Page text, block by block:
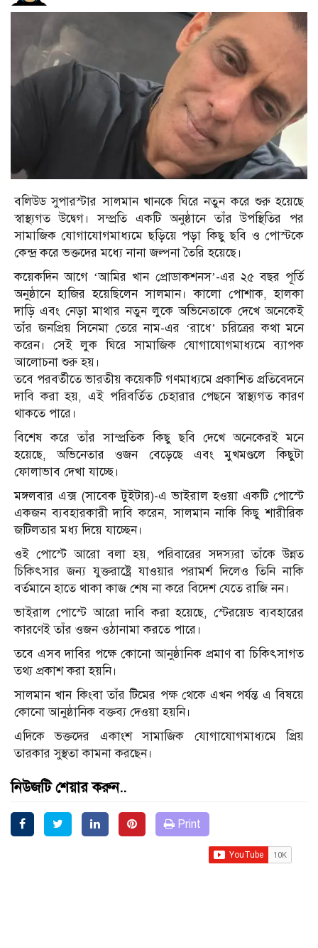
বলিউড সুপারস্টার সালমান খানকে ঘিরে নতুন করে শুরু হয়েছে
স্বাস্থ্যগত উদ্বেগ। সম্প্রতি একটি অনুষ্ঠানে তাঁর উপস্থিতির পর
সামাজিক যোগাযোগমাধ্যমে ছড়িয়ে পড়া কিছু ছবি ও পোস্টকে
কেন্দ্র করে ভক্তদের মধ্যে নানা জল্পনা তৈরি হয়েছে।
কয়েকদিন আগে ‘আমির খান প্রোডাকশনস’-এর ২৫ বছর পূর্তি
অনুষ্ঠানে হাজির হয়েছিলেন সালমান। কালো পোশাক, হালকা
দাড়ি এবং নেড়া মাথার নতুন লুকে অভিনেতাকে দেখে অনেকেই
তাঁর জনপ্রিয় সিনেমা তেরে নাম-এর ‘রাধে’ চরিত্রের কথা মনে
করেন। সেই লুক ঘিরে সামাজিক যোগাযোগমাধ্যমে ব্যাপক
আলোচনা শুরু হয়।
তবে পরবর্তীতে ভারতীয় কয়েকটি গণমাধ্যমে প্রকাশিত প্রতিবেদনে
দাবি করা হয়, এই পরিবর্তিত চেহারার পেছনে স্বাস্থ্যগত কারণ
থাকতে পারে।
বিশেষ করে তাঁর সাম্প্রতিক কিছু ছবি দেখে অনেকেরই মনে
হয়েছে, অভিনেতার ওজন বেড়েছে এবং মুখমণ্ডলে কিছুটা
ফোলাভাব দেখা যাচ্ছে।
মঙ্গলবার এক্স (সাবেক টুইটার)-এ ভাইরাল হওয়া একটি পোস্টে
একজন ব্যবহারকারী দাবি করেন, সালমান নাকি কিছু শারীরিক
জটিলতার মধ্য দিয়ে যাচ্ছেন।
ওই পোস্টে আরো বলা হয়, পরিবারের সদস্যরা তাঁকে উন্নত
চিকিৎসার জন্য যুক্তরাষ্ট্রে যাওয়ার পরামর্শ দিলেও তিনি নাকি
বর্তমানে হাতে থাকা কাজ শেষ না করে বিদেশ যেতে রাজি নন।
ভাইরাল পোস্টে আরো দাবি করা হয়েছে, স্টেরয়েড ব্যবহারের
কারণেই তাঁর ওজন ওঠানামা করতে পারে।
তবে এসব দাবির পক্ষে কোনো আনুষ্ঠানিক প্রমাণ বা চিকিৎসাগত
তথ্য প্রকাশ করা হয়নি।
সালমান খান কিংবা তাঁর টিমের পক্ষ থেকে এখন পর্যন্ত এ বিষয়ে
কোনো আনুষ্ঠানিক বক্তব্য দেওয়া হয়নি।
এদিকে ভক্তদের একাংশ সামাজিক যোগাযোগমাধ্যমে প্রিয়
তারকার সুস্থতা কামনা করছেন।
নিউজটি শেয়ার করুন..
Print